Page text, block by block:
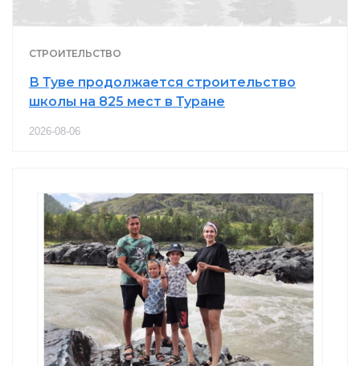
СТРОИТЕЛЬСТВО
В Туве продолжается строительство
школы на 825 мест в Туране
2026-08-06